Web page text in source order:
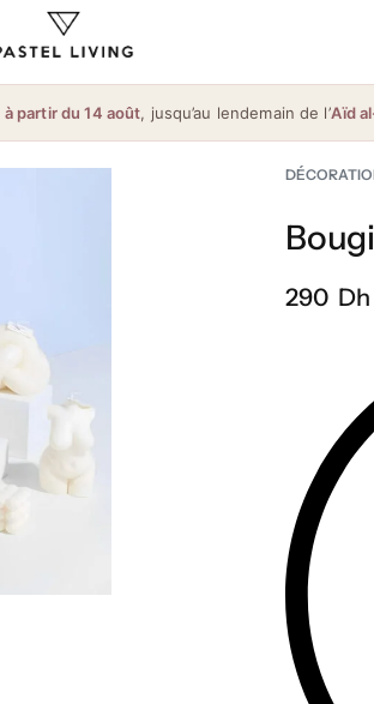
à partir du 14 août, jusqu’au lendemain de l’Aïd
290 Dh